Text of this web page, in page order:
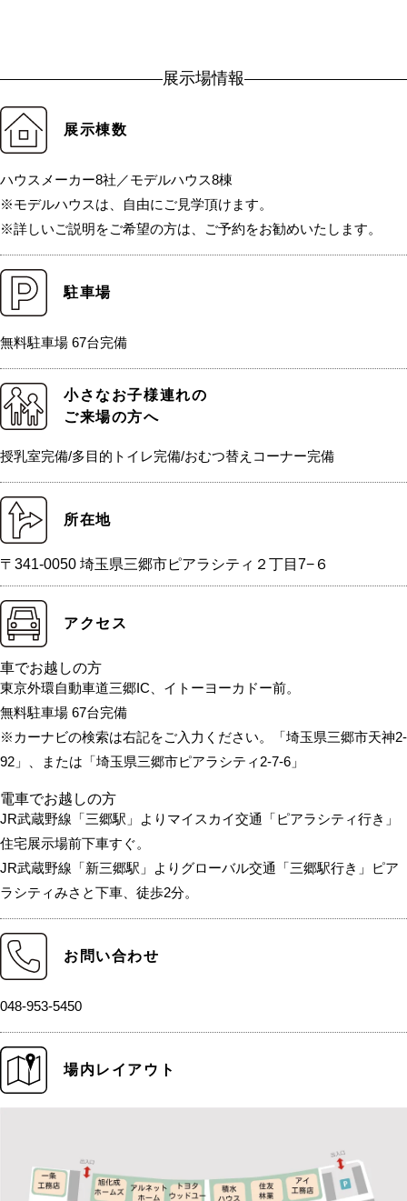
展示場情報
展示棟数
ハウスメーカー8社／モデルハウス8棟
※モデルハウスは、自由にご見学頂けます。
※詳しいご説明をご希望の方は、ご予約をお勧めいたします。
駐車場
無料駐車場 67台完備
小さなお子様連れの
ご来場の方へ
授乳室完備/多目的トイレ完備/おむつ替えコーナー完備
所在地
〒341-0050 埼玉県三郷市ピアラシティ２丁目7−６
アクセス
車でお越しの方
東京外環自動車道三郷IC、イトーヨーカドー前。
無料駐車場 67台完備
※カーナビの検索は右記をご入力ください。「埼玉県三郷市天神2-
92」、または「埼玉県三郷市ピアラシティ2-7-6」
電車でお越しの方
JR武蔵野線「三郷駅」よりマイスカイ交通「ピアラシティ行き」
住宅展示場前下車すぐ。
JR武蔵野線「新三郷駅」よりグローバル交通「三郷駅行き」ピア
ラシティみさと下車、徒歩2分。
お問い合わせ
048-953-5450
場内レイアウト